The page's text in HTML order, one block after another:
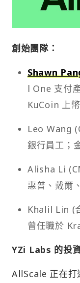
創始團隊：
Shawn
l One 支付
KuCoin 上
Leo Wang
銀行員工；
Alisha Li
惠普、戴爾
Khalil Lin (
曾任職於
YZi Labs 的投
AllScale 正在打